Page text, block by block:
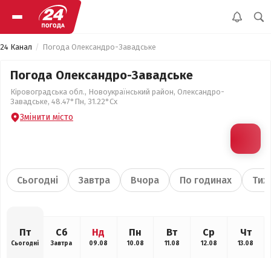
24 Канал Погода Олександро-Завадське
Погода Олександро-Завадське
Кіровоградська обл., Новоукраїнський район, Олександро-
Завадське, 48.47°Пн, 31.22°Сх
Змінити місто
Сьогодні Завтра Вчора По годинах
Пт
Сьогодні
Сб
Завтра
Нд
09.08
Пн
10.08
Вт
11.08
Ср
12.08
Чт
13.08